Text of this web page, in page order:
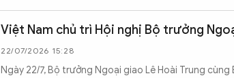
Việt Nam chủ trì Hội nghị Bộ trưởng
22/07/2026 15:28
Ngày 22/7, Bộ trưởng Ngoại giao Lê Hoài Trung